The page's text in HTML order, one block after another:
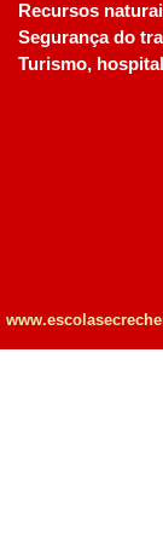
Recursos
Segurança do
Turismo,